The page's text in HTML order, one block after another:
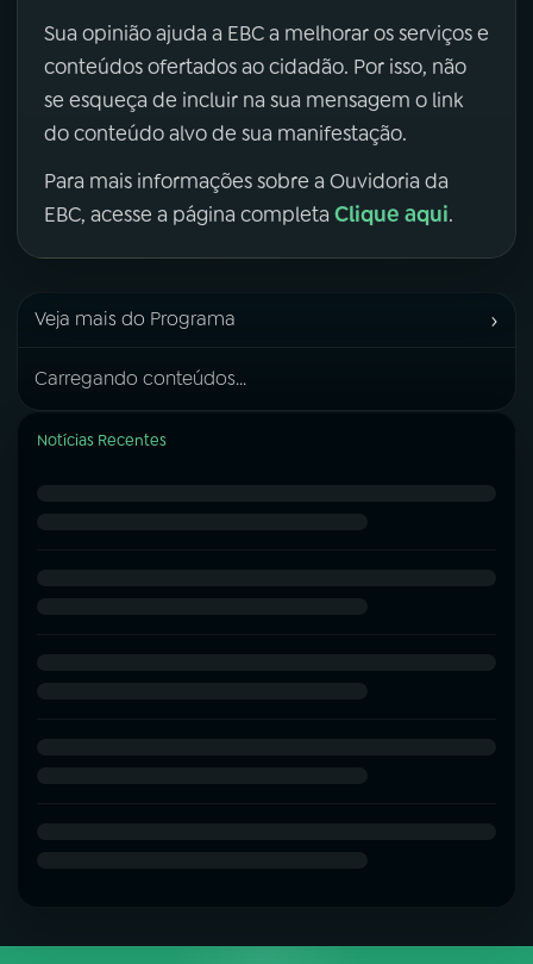
Sua opinião ajuda a EBC a melhorar os serviços e
conteúdos ofertados ao cidadão. Por isso, não
se esqueça de incluir na sua mensagem o link
do conteúdo alvo de sua manifestação.
Para mais informações sobre a Ouvidoria da
EBC, acesse a página completa Clique aqui.
Veja mais do Programa ›
Carregando conteúdos...
Notícias Recentes